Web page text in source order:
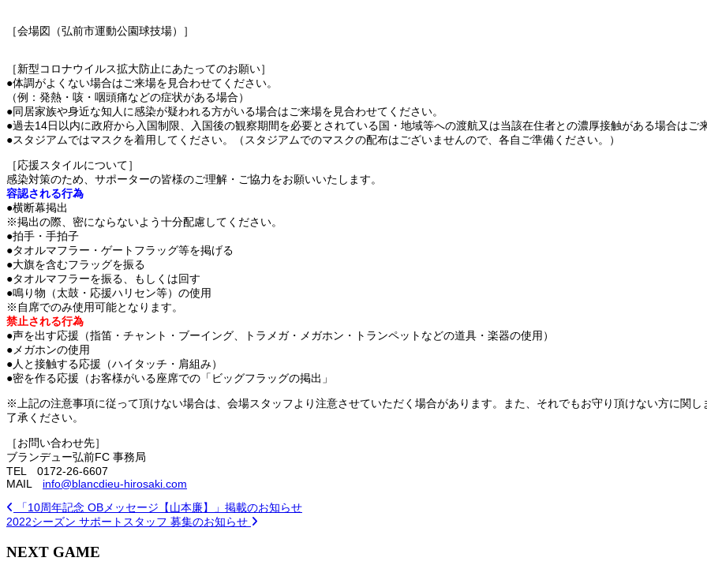
［会場図（弘前市運動公園球技場）］
［新型コロナウイルス拡大防止にあたってのお願い］
●体調がよくない場合はご来場を見合わせてください。
（例：発熱・咳・咽頭痛などの症状がある場合）
●同居家族や身近な知人に感染が疑われる方がいる場合はご来場を見合わせてください。
●過去14日以内に政府から入国制限、入国後の観察期間を必要とされている国・地域等への渡航又は当該在住者との濃厚接触がある場合はご
●スタジアムではマスクを着用してください。（スタジアムでのマスクの配布はございませんので、各自ご準備ください。）
［応援スタイルについて］
感染対策のため、サポーターの皆様のご理解・ご協力をお願いいたします。
容認される行為
●横断幕掲出
※掲出の際、密にならないよう十分配慮してください。
●拍手・手拍子
●タオルマフラー・ゲートフラッグ等を掲げる
●大旗を含むフラッグを振る
●タオルマフラーを振る、もしくは回す
●鳴り物（太鼓・応援ハリセン等）の使用
※自席でのみ使用可能となります。
禁止される行為
●声を出す応援（指笛・チャント・ブーイング、トラメガ・メガホン・トランペットなどの道具・楽器の使用）
●メガホンの使用
●人と接触する応援（ハイタッチ・肩組み）
●密を作る応援（お客様がいる座席での「ビッグフラッグの掲出」
※上記の注意事項に従って頂けない場合は、会場スタッフより注意させていただく場合があります。また、それでもお守り頂けない方に関
了承ください。
［お問い合わせ先］
ブランデュー弘前FC 事務局
TEL 0172-26-6607
MAIL info@blancdieu-hirosaki.com
「10周年記念 OBメッセージ【山本廉】」掲載のお知らせ
2022シーズン サポートスタッフ 募集のお知らせ
NEXT GAME